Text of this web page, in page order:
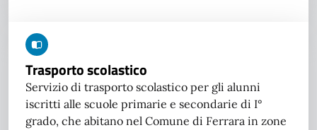
Trasporto scolastico
Servizio di trasporto scolastico per gli alunni
iscritti alle scuole primarie e secondarie di I°
grado, che abitano nel Comune di Ferrara in zone